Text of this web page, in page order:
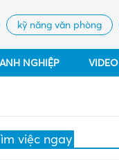
kỹ năng văn phòng
NGHIỆP VIDEO
việc ngay